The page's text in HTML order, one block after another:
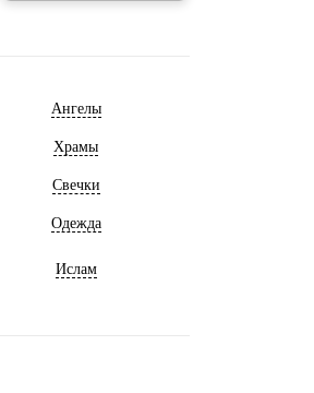
Ангелы
Храмы
Свечки
Одежда
Ислам